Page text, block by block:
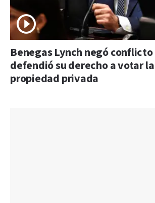
Benegas Lynch negó
defendió su derecho a votar
propiedad privada